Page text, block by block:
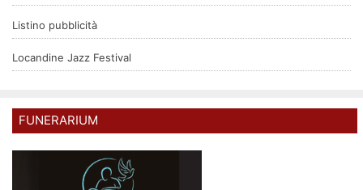
Listino pubblicità
Locandine Jazz Festival
FUNERARIUM